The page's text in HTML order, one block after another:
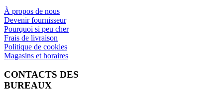
À propos de nous
Devenir fournisseur
Pourquoi si peu cher
Frais de livraison
Politique de cookies
Magasins et horaires
CONTACTS DES
BUREAUX